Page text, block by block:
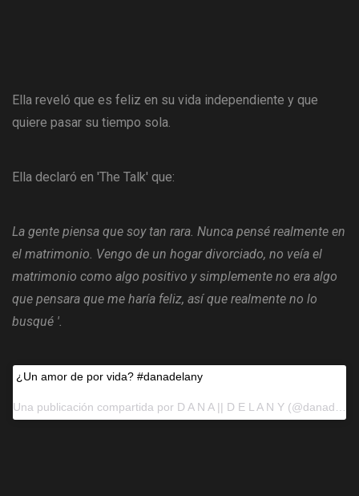
Ella reveló que es feliz en su vida independiente y que
quiere pasar su tiempo sola.
Ella declaró en 'The Talk' que:
La gente piensa que soy tan rara. Nunca pensé realmente en
el matrimonio. Vengo de un hogar divorciado, no veía el
matrimonio como algo positivo y simplemente no era algo
que pensara que me haría feliz, así que realmente no lo
busqué '.
¿Un amor de por vida? #danadelany